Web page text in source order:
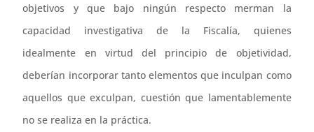
objetivos y que bajo ningún respecto merman la
capacidad investigativa de la Fiscalía, quienes
idealmente en virtud del principio de objetividad,
deberían incorporar tanto elementos que inculpan como
aquellos que exculpan, cuestión que lamentablemente
no se realiza en la práctica.